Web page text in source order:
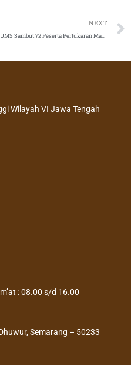
NEXT
UMS Sambut 72 Peserta Pertukaran Mahasiswa Merdeka 3
Wilayah VI Jawa Tengah
: 08.00 s/d 16.00
Semarang – 50233